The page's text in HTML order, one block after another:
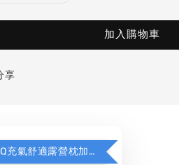
加入購物車
享
WAQ充氣舒適露營枕加價購